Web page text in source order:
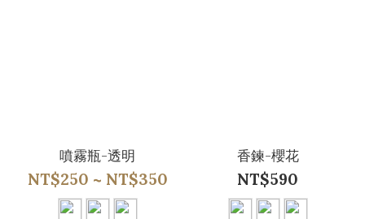
噴霧瓶-透明
NT$250 ~ NT$350
香鍊-櫻花
NT$590